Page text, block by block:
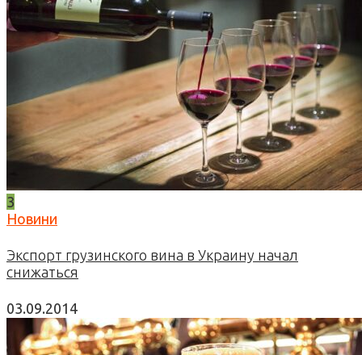
3
Новини
Экспорт грузинского вина в Украину начал
снижаться
03.09.2014